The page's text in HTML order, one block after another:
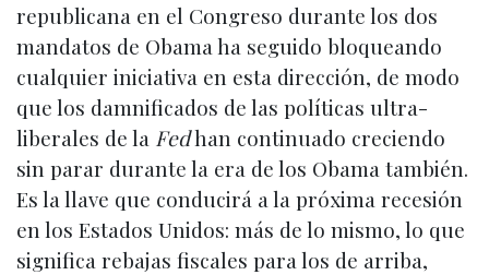
republicana en el Congreso durante los dos
mandatos de Obama ha seguido bloqueando
cualquier iniciativa en esta dirección, de modo
que los damnificados de las políticas ultra-
liberales de la Fedhan continuado creciendo
sin parar durante la era de los Obama también.
Es la llave que conducirá a la próxima recesión
en los Estados Unidos: más de lo mismo, lo que
significa rebajas fiscales para los de arriba,